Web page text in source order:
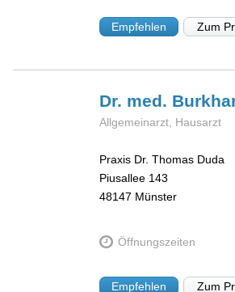
Empfehlen Zum
Dr. med.
Allgemeinarzt, Hausarzt
Praxis Dr. Thomas Duda
Piusallee 143
48147 Münster
Öffnungszeiten
Empfehlen Zum